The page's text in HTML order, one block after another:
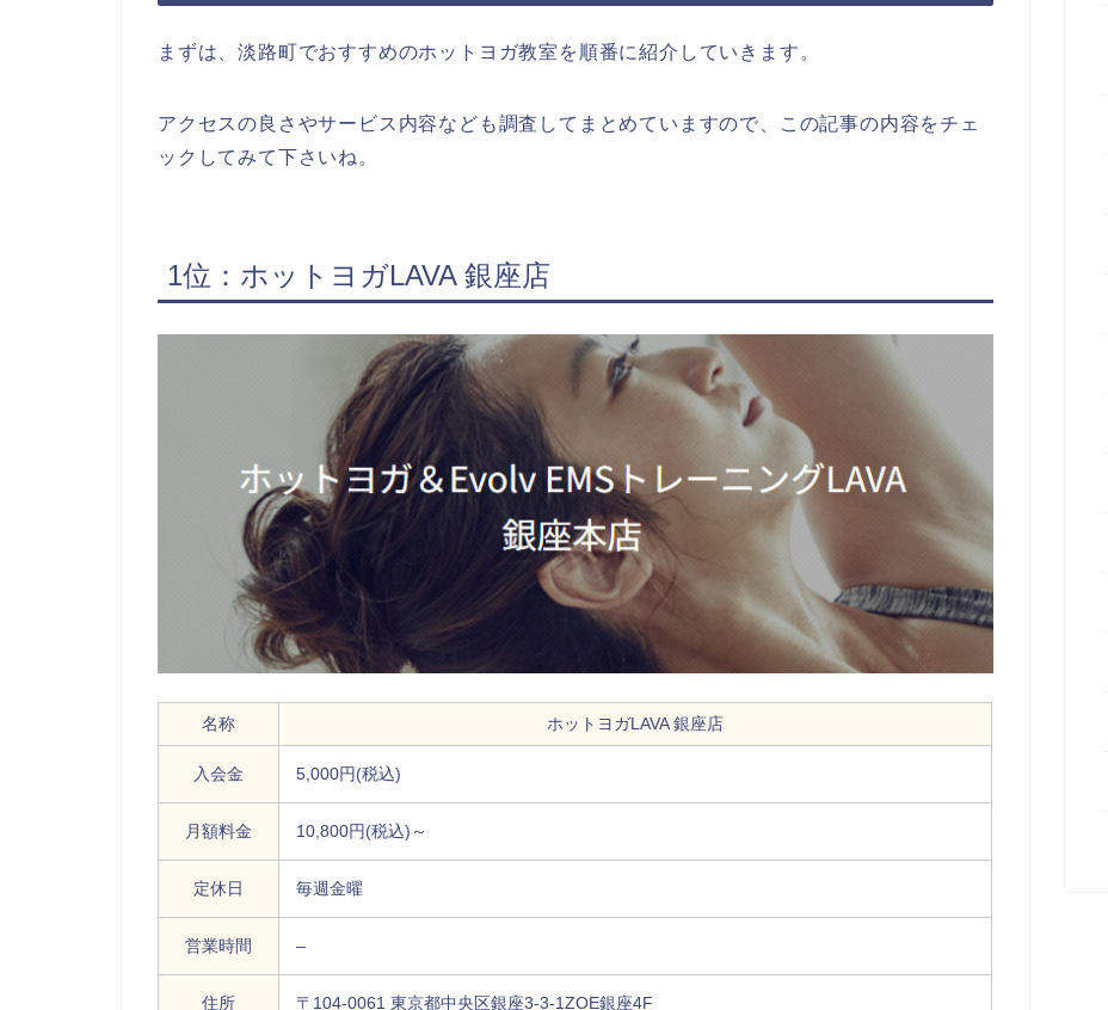
まずは、淡路町でおすすめのホットヨガ教室を順番に紹介していきます。
アクセスの良さやサービス内容なども調査してまとめていますので、この記事の内容をチェ
ックしてみて下さいね。
1位：ホットヨガLAVA 銀座店
名称 ホットヨガLAVA 銀座店
入会金 5,000円(税込)
月額料金 10,800円(税込)～
定休日 毎週金曜
営業時間 –
住所 〒104-0061 東京都中央区銀座3-3-1ZOE銀座4F